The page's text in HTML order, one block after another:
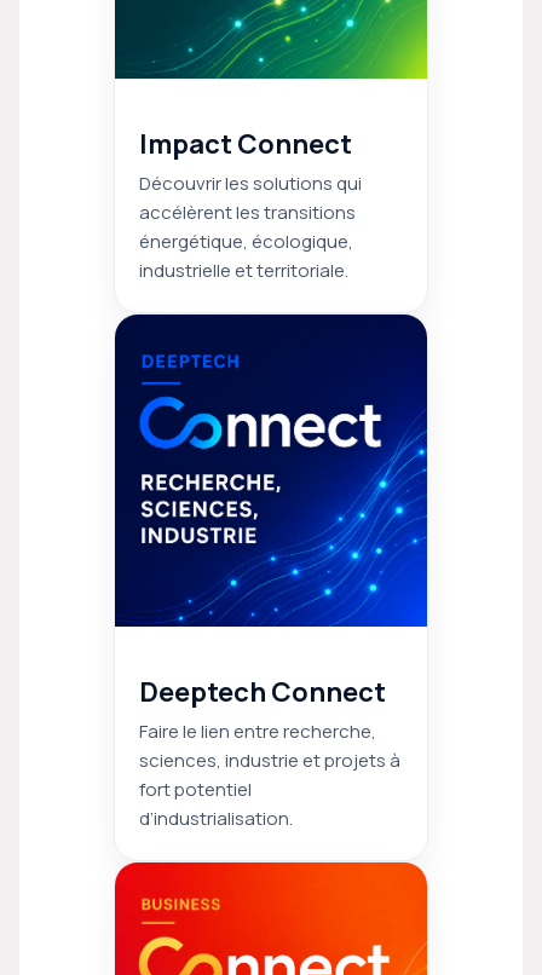
Impact Connect
Découvrir les solutions qui
accélèrent les transitions
énergétique, écologique,
industrielle et territoriale.
Deeptech Connect
Faire le lien entre recherche,
sciences, industrie et projets à
fort potentiel
d’industrialisation.